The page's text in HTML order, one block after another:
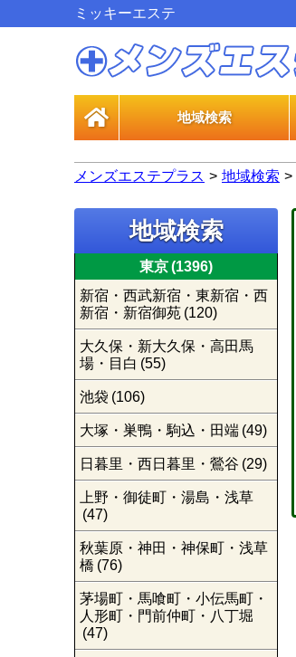
ミッキーエステ
地域検索
メンズエステプラス
地域検索
地域検索
東京(1396)
新宿・西武新宿・東新宿・西
新宿・新宿御苑 (120)
大久保・新大久保・高田馬
場・目白 (55)
池袋 (106)
大塚・巣鴨・駒込・田端 (49)
日暮里・西日暮里・鶯谷 (29)
上野・御徒町・湯島・浅草
(47)
秋葉原・神田・神保町・浅草
橋 (76)
茅場町・馬喰町・小伝馬町・
人形町・門前仲町・八丁堀
(47)